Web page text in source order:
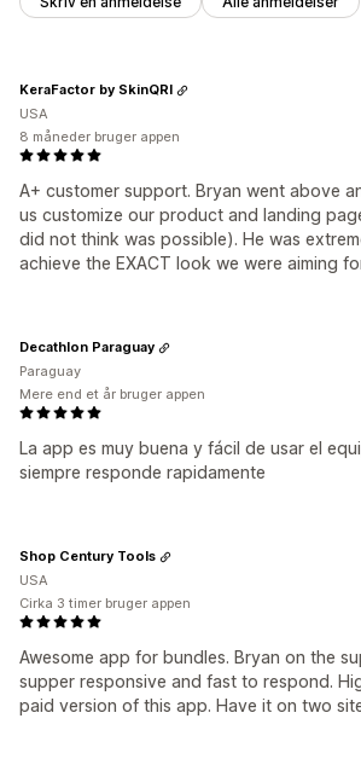
A+ customer support. Bryan went above
us customize our product and landing
did not think was possible). He was
achieve the EXACT look we were aiming
KeraFactor by SkinQRI
USA
8 måneder bruger appen
La app es muy buena y fácil de usar el
siempre responde rapidamente
Decathlon Paraguay
Paraguay
Mere end et år bruger appen
Awesome app for bundles. Bryan on the
supper responsive and fast to respond.
paid version of this app. Have it on two
Shop Century Tools
USA
Cirka 3 timer bruger appen